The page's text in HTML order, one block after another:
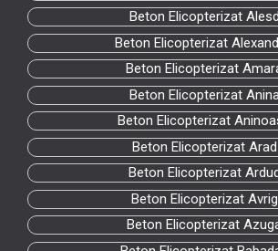
Beton Elicopterizat Alesd
Beton Elicopterizat
Beton Elicopterizat
Beton Elicopterizat
Beton Elicopterizat
Beton Elicopterizat Arad
Beton Elicopterizat
Beton Elicopterizat Avrig
Beton Elicopterizat